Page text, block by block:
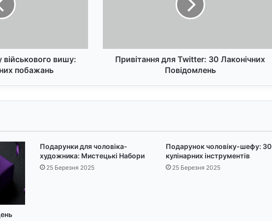
військового вишу:
побажань
н
T
t
e
Привітання для Twitter: 30 Лаконічних
Повідомлень
Подарунки для чоловіка-
художника: Мистецькі Набори
25 Березня 2025
Подарунок чоловіку-шефу: 30
кулінарних інструментів
25 Березня 2025